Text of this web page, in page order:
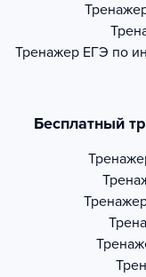
Тренажер ЕГЭ по
Бесплатный